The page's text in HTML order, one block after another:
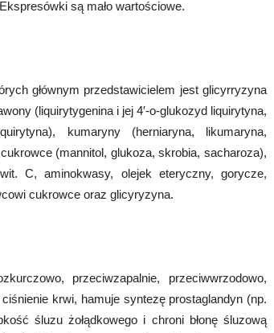
są mało wartościowe.
głównym przedstawicielem jest glicyrryzyna
(liquirytygenina i jej 4′-o-glukozyd liquirytyna,
kumaryny (herniaryna, likumaryna,
(mannitol, glukoza, skrobia, sacharoza),
C, aminokwasy, olejek eteryczny, gorycze,
cukrowce oraz glicyryzyna.
przeciwzapalnie, przeciwwrzodowo,
krwi, hamuje syntezę prostaglandyn (np.
śluzu żołądkowego i chroni błonę śluzową